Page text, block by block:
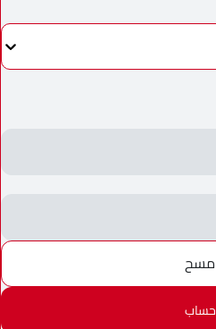
مسح
حساب